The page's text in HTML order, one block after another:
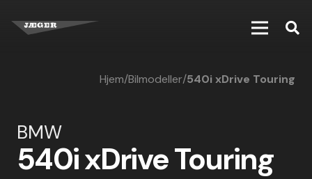
Hjem/Bilmodeller/540i xDrive Touring
BMW
540i xDrive Touring